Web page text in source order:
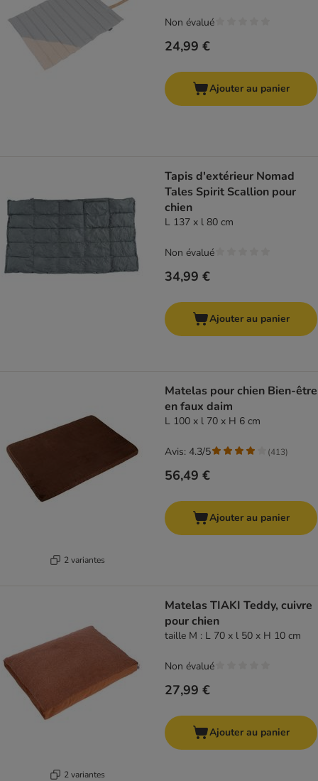
24,99 €
Non évalué
Ajouter au panier
Tapis d'extérieur Nomad
Tales Spirit Scallion pour
chien
L 137 x l 80 cm
34,99 €
Non évalué
Ajouter au panier
2 variantes
Matelas pour chien Bien-être
en faux daim
L 100 x l 70 x H 6 cm
56,49 €
Avis: 4.3/5 (413)
Ajouter au panier
2 variantes
Matelas TIAKI Teddy, cuivre
pour chien
taille M : L 70 x l 50 x H 10 cm
27,99 €
Non évalué
Ajouter au panier